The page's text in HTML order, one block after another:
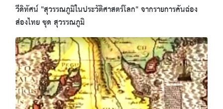
วีดิทัศน์ "สุวรรณภูมิในประวัติศาสตร์โลก" จากรายการคันฉ่อง
ส่องไทย ชุด สุวรรณภูมิ